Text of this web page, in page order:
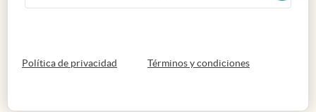
Política de privacidad abre en nueva pestaña
Términos y condicionesabre en nueva